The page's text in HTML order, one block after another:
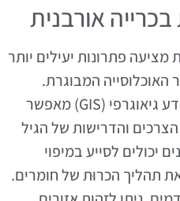
אורבנית
פתרונות יעילים יותר
האוכלוסייה המבוגרת.
השימוש ביישומים מבוססי מידע גיאוגרפי (GIS) מאפשר
הצרכים והדרישות של הגיל
יכולים לסייע במיפוי
את תהליך הכרוּת של חומרים.